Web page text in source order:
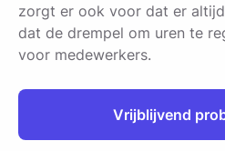
zorgt er ook voor dat er
dat de drempel om uren te
voor medewerkers.
Vrijblijvend